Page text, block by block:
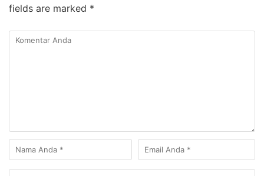
fields are marked *